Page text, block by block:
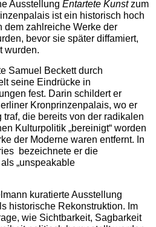
Ausstellung Entartete Kunstzum
ist ein historisch hoch
dem zahlreiche Werke der
bevor sie später diffamiert,
wurden.
Samuel Beckett durch
seine Eindrücke in
fest. Darin schildert er
Kronprinzenpalais, wo er
traf, die bereits von der radikalen
Kulturpolitik „bereinigt“ worden
der Moderne waren entfernt. In
bezeichnete er die
„unspeakable
kuratierte Ausstellung
historische Rekonstruktion. Im
wie Sichtbarkeit, Sagbarkeit